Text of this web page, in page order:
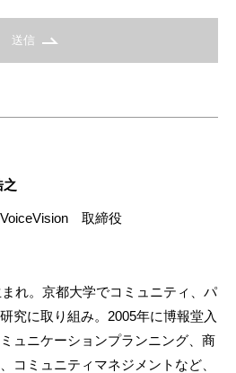
送信
之
VoiceVision 取締役
れ。京都大学でコミュニティ、パ
究に取り組み。2005年に博報堂入
ュニケーションプランニング、商
コミュニティマネジメントなど、